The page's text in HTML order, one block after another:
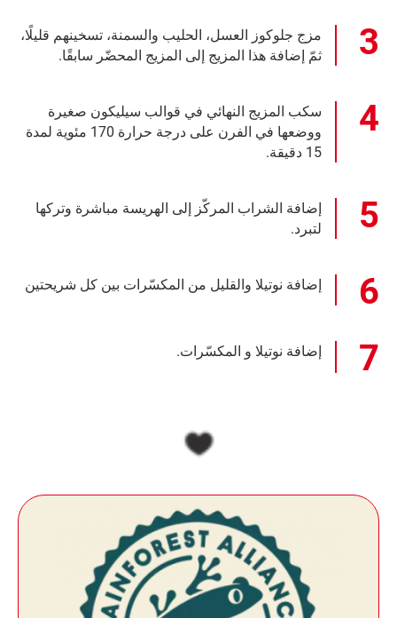
مزج جلوكوز العسل، الحليب والسمنة، تسخينهم قليلًا،
ثمّ إضافة هذا المزيج إلى المزيج المحضّر سابقًا.
سكب المزيج النهائي في قوالب سيليكون صغيرة
ووضعها في الفرن على درجة حرارة 170 مئوية لمدة
15 دقيقة.
إضافة الشراب المركّز إلى الهريسة مباشرة وتركها
لتبرد.
إضافة نوتيلا والقليل من المكسّرات بين كل شريحتين
إضافة نوتيلا و المكسّرات.